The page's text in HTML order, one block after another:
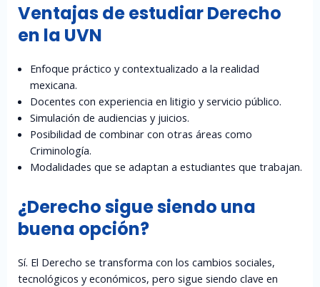
Ventajas de estudiar Derecho
en la UVN
Enfoque práctico y contextualizado a la realidad
mexicana.
Docentes con experiencia en litigio y servicio público.
Simulación de audiencias y juicios.
Posibilidad de combinar con otras áreas como
Criminología.
Modalidades que se adaptan a estudiantes que trabajan.
¿Derecho sigue siendo una
buena opción?
Sí. El Derecho se transforma con los cambios sociales,
tecnológicos y económicos, pero sigue siendo clave en